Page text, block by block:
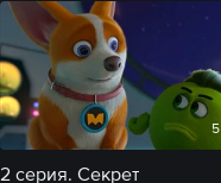
2 серия. Секрет